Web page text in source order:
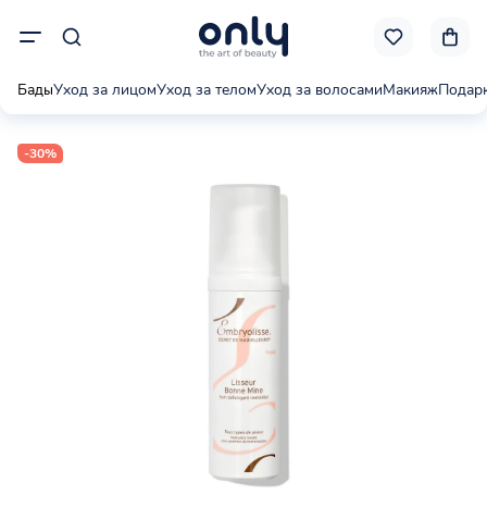
БадыУход за лицомУход за теломУход за волосамиМакияж
-30%